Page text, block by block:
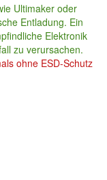
Ultimaker oder
Entladung. Ein
Elektronik
zu verursachen.
ohne ESD-Schutz